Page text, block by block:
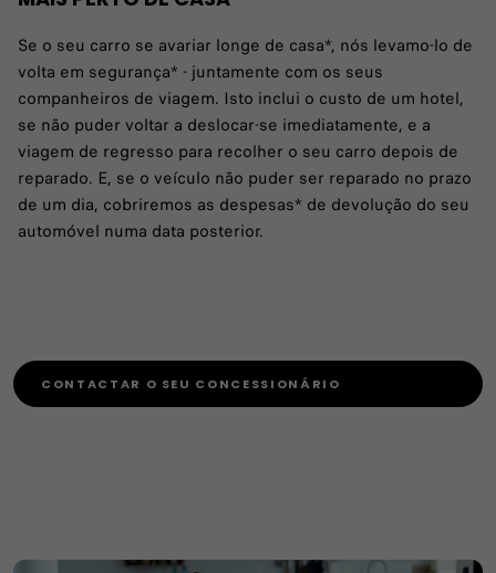
Se o seu carro se avariar longe de casa*, nós levamo-lo de
volta em segurança* - juntamente com os seus
companheiros de viagem. Isto inclui o custo de um hotel,
se não puder voltar a deslocar-se imediatamente, e a
viagem de regresso para recolher o seu carro depois de
reparado. E, se o veículo não puder ser reparado no prazo
de um dia, cobriremos as despesas* de devolução do seu
automóvel numa data posterior.
CONTACTAR O SEU CONCESSIONÁRIO